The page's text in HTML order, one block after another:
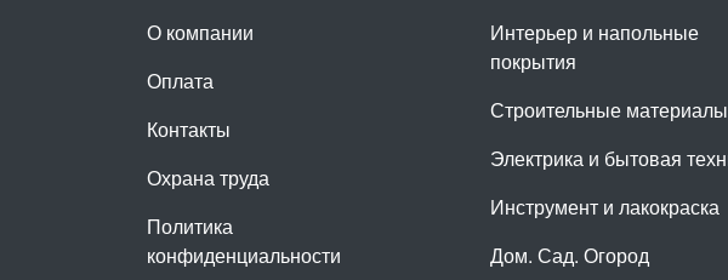
О компании
Оплата
Контакты
Охрана труда
Политика
конфиденциальности
Интерьер и напольные
покрытия
Строительные материалы
Электрика и бытовая
Инструмент и лакокраска
Дом. Сад. Огород